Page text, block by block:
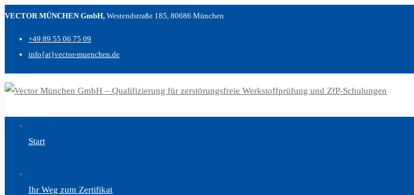
VECTOR MÜNCHEN GmbH, Westendstraße 185, 80686 München
+49 89 55 06 75 09
info{at}vector-muenchen.de
Start
Ihr Weg zum Zertifikat